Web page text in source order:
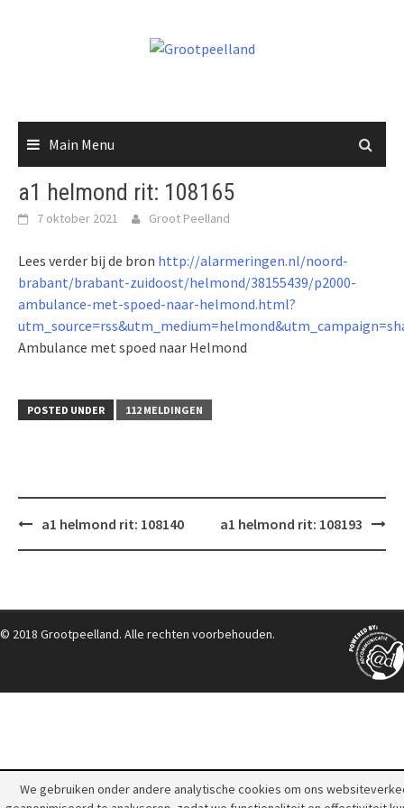
Main Menu
a1 helmond rit: 108165
7 oktober 2021 Groot Peelland
Lees verder bij de bron http://alarmeringen.nl/noord-
brabant/brabant-zuidoost/helmond/38155439/p2000-
ambulance-met-spoed-naar-helmond.html?
Ambulance met spoed naar Helmond
POSTED UNDER 112 MELDINGEN
Post
navigation
a1 helmond rit: 108140 a1 helmond rit: 108193
© 2018 Grootpeelland. Alle rechten voorbehouden.
We gebruiken onder andere analytische cookies om ons